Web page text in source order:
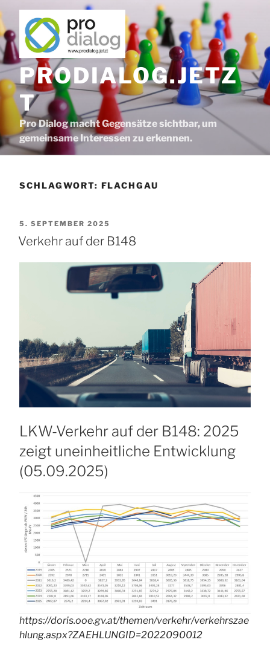
Inhalt
springen
PRODIALOG.JETZ
T
Pro Dialog macht Gegensätze sichtbar, um
gemeinsame Interessen zu erkennen.
SCHLAGWORT: FLACHGAU
VERÖFFENTLICHT
AM
5. SEPTEMBER 2025
Verkehr auf der B148
LKW-Verkehr auf der B148: 2025
zeigt uneinheitliche Entwicklung
(05.09.2025)
https://doris.ooe.gv.at/themen/verkehr/verkehrszae
hlung.aspx?ZAEHLUNGID=2022090012